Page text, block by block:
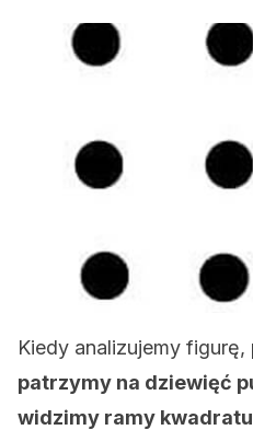
Kiedy analizujemy
patrzymy na dziewięć
widzimy ramy